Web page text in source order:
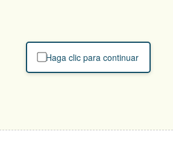
Haga clic para continuar